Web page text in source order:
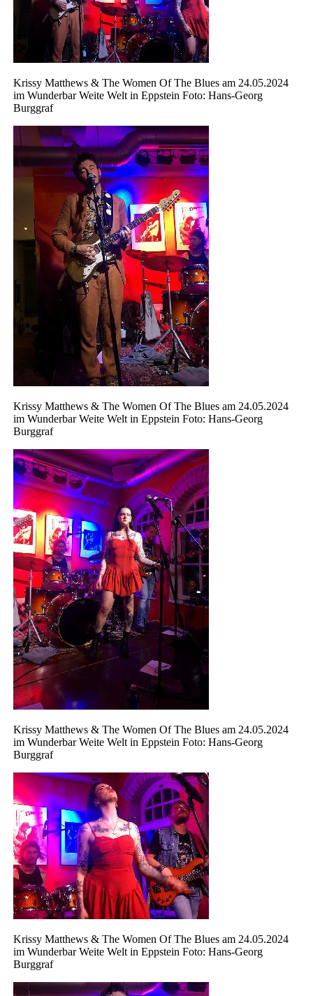
Krissy Matthews & The Women Of The Blues am 24.05.2024
im Wunderbar Weite Welt in Eppstein Foto: Hans-Georg
Burggraf
Krissy Matthews & The Women Of The Blues am 24.05.2024
im Wunderbar Weite Welt in Eppstein Foto: Hans-Georg
Burggraf
Krissy Matthews & The Women Of The Blues am 24.05.2024
im Wunderbar Weite Welt in Eppstein Foto: Hans-Georg
Burggraf
Krissy Matthews & The Women Of The Blues am 24.05.2024
im Wunderbar Weite Welt in Eppstein Foto: Hans-Georg
Burggraf